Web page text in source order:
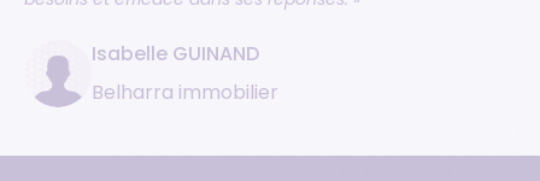
Isabelle GUINAND
Belharra immobilier